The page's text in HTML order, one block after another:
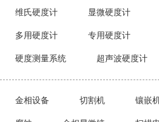
维氏硬度计 显微硬度计
多用硬度计 专用硬度计
硬度测量系统 超声波硬度计
金相设备 切割机 镶嵌